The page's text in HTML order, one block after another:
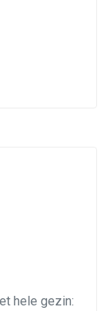
hele gezin: